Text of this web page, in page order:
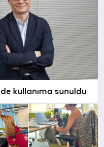
kullanıma sunuldu